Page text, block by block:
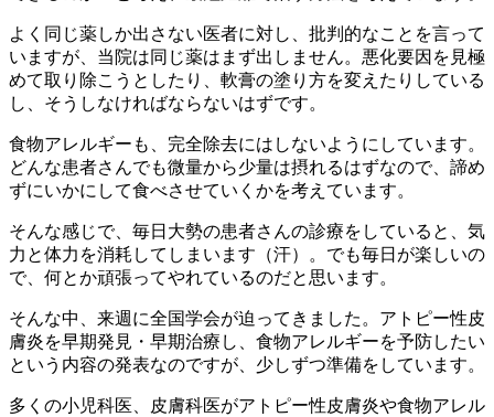
よく同じ薬しか出さない医者に対し、批判的なことを言って
いますが、当院は同じ薬はまず出しません。悪化要因を見極
めて取り除こうとしたり、軟膏の塗り方を変えたりしている
し、そうしなければならないはずです。
食物アレルギーも、完全除去にはしないようにしています。
どんな患者さんでも微量から少量は摂れるはずなので、諦め
ずにいかにして食べさせていくかを考えています。
そんな感じで、毎日大勢の患者さんの診療をしていると、気
力と体力を消耗してしまいます（汗）。でも毎日が楽しいの
で、何とか頑張ってやれているのだと思います。
そんな中、来週に全国学会が迫ってきました。アトピー性皮
膚炎を早期発見・早期治療し、食物アレルギーを予防したい
という内容の発表なのですが、少しずつ準備をしています。
多くの小児科医、皮膚科医がアトピー性皮膚炎や食物アレル